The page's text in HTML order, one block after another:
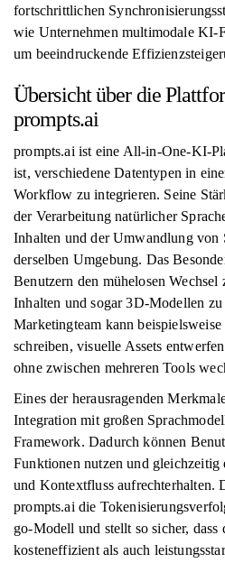
fortschrittlichen
wie Unternehmen multimodale KI-
um beeindruckende
Übersicht über die
prompts.ai
prompts.ai ist eine All-in-One-KI-
ist, verschiedene Datentypen in
Workflow zu integrieren. Seine
der Verarbeitung natürlicher
Inhalten und der Umwandlung
derselben Umgebung. Das
Benutzern den mühelosen
Inhalten und sogar 3D-Modellen
Marketingteam kann
schreiben, visuelle Assets
ohne zwischen mehreren Tools
Eines der herausragenden
Integration mit großen
Framework. Dadurch können
Funktionen nutzen und gleichzeitig
und Kontextfluss aufrechterhalten.
prompts.ai die
go-Modell und stellt so sicher,
kosteneffizient als auch